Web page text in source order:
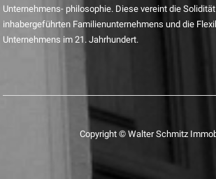
Unternehmens- philosophie. Diese vereint die
inhabergeführten Familienunternehmens und die
Unternehmens im 21. Jahrhundert.
Copyright © Walter Schmitz